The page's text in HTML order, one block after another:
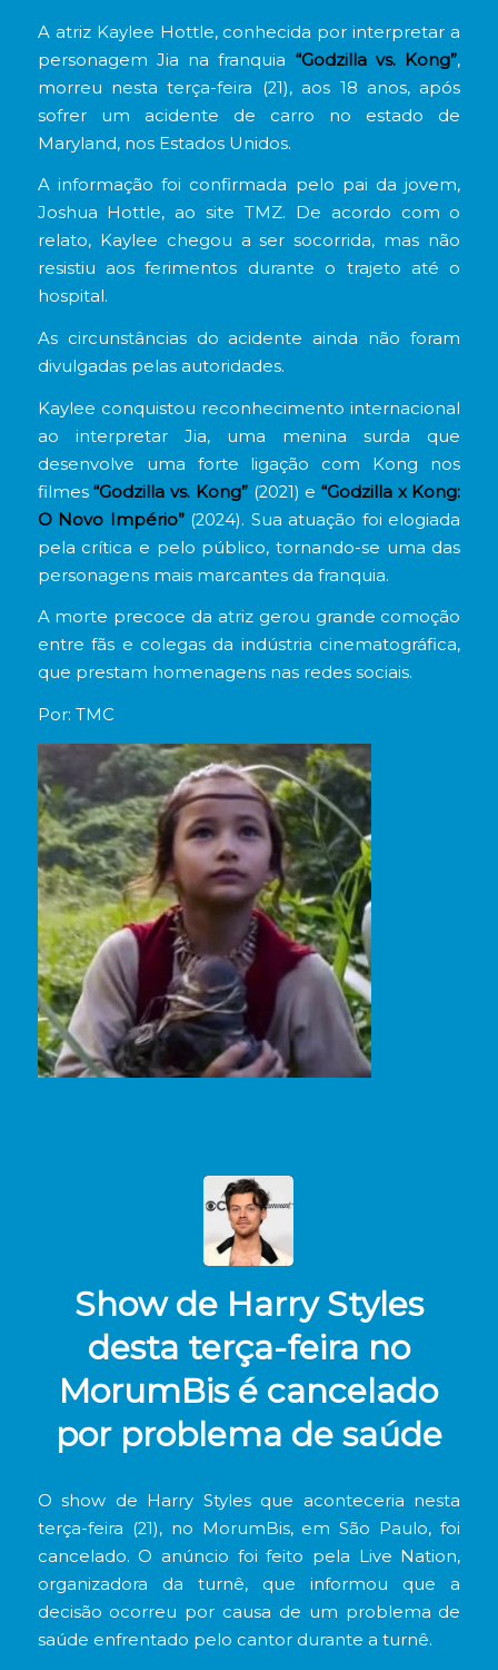
A atriz Kaylee Hottle, conhecida por interpretar a
personagem Jia na franquia “Godzilla vs. Kong”,
morreu nesta terça-feira (21), aos 18 anos, após
sofrer um acidente de carro no estado de
Maryland, nos Estados Unidos.
A informação foi confirmada pelo pai da jovem,
Joshua Hottle, ao site TMZ. De acordo com o
relato, Kaylee chegou a ser socorrida, mas não
resistiu aos ferimentos durante o trajeto até o
hospital.
As circunstâncias do acidente ainda não foram
divulgadas pelas autoridades.
Kaylee conquistou reconhecimento internacional
ao interpretar Jia, uma menina surda que
desenvolve uma forte ligação com Kong nos
filmes“Godzilla vs. Kong”(2021) e “Godzilla x Kong:
O Novo Império”(2024). Sua atuação foi elogiada
pela crítica e pelo público, tornando-se uma das
personagens mais marcantes da franquia.
A morte precoce da atriz gerou grande comoção
entre fãs e colegas da indústria cinematográfica,
que prestam homenagens nas redes sociais.
Por: TMC
Show de Harry Styles
desta terça-feira no
MorumBis é cancelado
por problema de saúde
O show de Harry Styles que aconteceria nesta
terça-feira (21), no MorumBis, em São Paulo, foi
cancelado. O anúncio foi feito pela Live Nation,
organizadora da turnê, que informou que a
decisão ocorreu por causa de um problema de
saúde enfrentado pelo cantor durante a turnê.